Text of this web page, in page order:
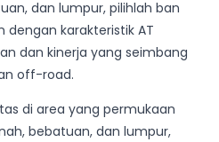
dan lumpur, pilihlah ban
dengan karakteristik AT
dan kinerja yang seimbang
off-road.
di area yang permukaan
bebatuan, dan lumpur,